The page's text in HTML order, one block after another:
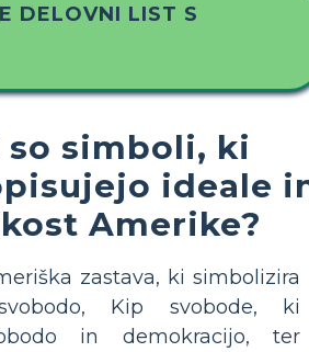
DELOVNI LIST S
so simboli, ki
ideale
Amerike?
zastava, ki simbolizira
Kip svobode, ki
in demokracijo, ter